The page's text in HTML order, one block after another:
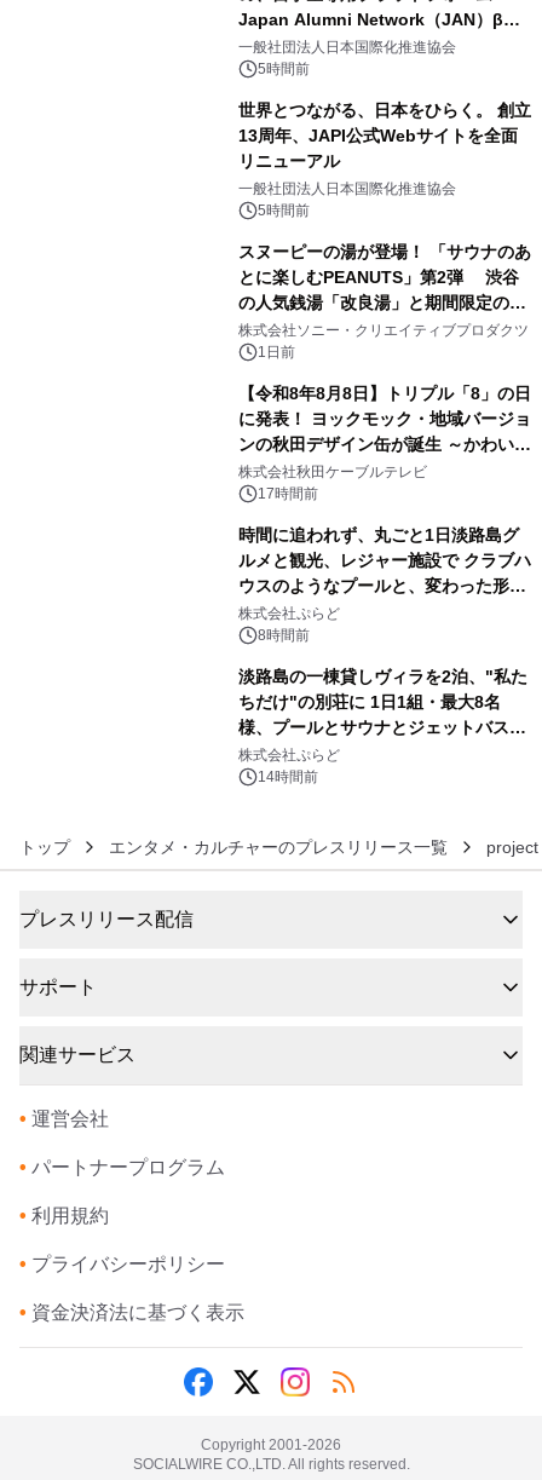
Japan Alumni Network（JAN）β版
をリリース
一般社団法人日本国際化推進協会
5時間前
世界とつながる、日本をひらく。 創立
13周年、JAPI公式Webサイトを全面
リニューアル
一般社団法人日本国際化推進協会
5時間前
スヌーピーの湯が登場！ 「サウナのあ
とに楽しむPEANUTS」第2弾 渋谷
の人気銭湯「改良湯」と期間限定のコ
ラボレーション サウナイキタイコラ
ボグッズも発売決定！
株式会社ソニー・クリエイティブプロダクツ
1日前
【令和8年8月8日】トリプル「8」の日
に発表！ ヨックモック・地域バージョ
ンの秋田デザイン缶が誕生 ～かわいい
秋田犬の子犬と秋田の四季と名所を巡
るパッケージ～ 9月1日(火)秋田県内で
株式会社秋田ケーブルテレビ
17時間前
時間に追われず、丸ごと1日淡路島グ
ルメと観光、レジャー施設で クラブハ
ウスのようなプールと、変わった形の
サウナも 「THE BOXY AWAJI」のお
得な素泊まり連泊プランで
株式会社ぷらど
8時間前
淡路島の一棟貸しヴィラを2泊、"私た
ちだけ"の別荘に 1日1組・最大8名
様、プールとサウナとジェットバス付
きで Villa Mon Temps AWAJIの連泊
素泊りプラン
株式会社ぷらど
14時間前
トップ エンタメ・カルチャーのプレスリリース一覧 project
プレスリリース配信
サポート
関連サービス
• 運営会社
• パートナープログラム
• 利用規約
• プライバシーポリシー
• 資金決済法に基づく表示
Copyright 2001-2026
SOCIALWIRE CO.,LTD. All rights reserved.